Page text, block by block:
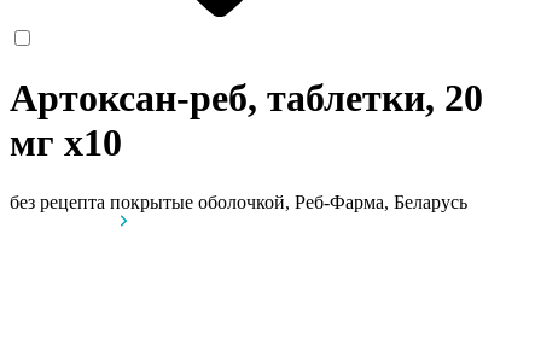
Артоксан-реб, таблетки, 20
мг x10
без рецепта покрытые оболочкой, Реб-Фарма, Беларусь